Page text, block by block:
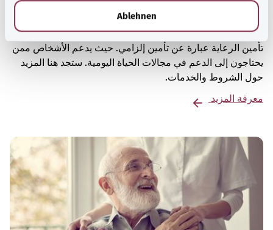
Ablehnen
تأمين الرعاية: المساعدة في حالة الحاجة إلى رعاية
تأمين الرعاية عبارة عن تأمين إلزامي. حيث يدعم الأشخاص ممن
يحتاجون إلى الدعم في مجالات الحياة اليومية. ستجد هنا المزيد
حول الشروط والخدمات.
معرفة المزيد